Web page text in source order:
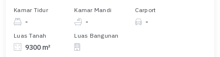
Kamar Tidur
-
Kamar Mandi
-
Carport
-
Luas Tanah
9300 m²
Luas Bangunan